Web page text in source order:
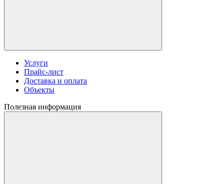
Услуги
Прайс-лист
Доставка и оплата
Объекты
Полезная информация